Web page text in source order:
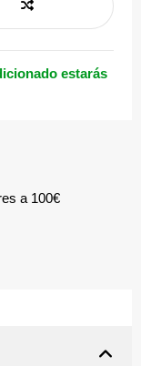
estarás
a 100€